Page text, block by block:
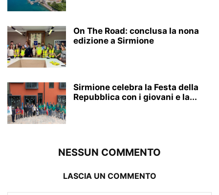
On The Road: conclusa la nona
edizione a Sirmione
Sirmione celebra la Festa della
Repubblica con i giovani e la...
NESSUN COMMENTO
LASCIA UN COMMENTO